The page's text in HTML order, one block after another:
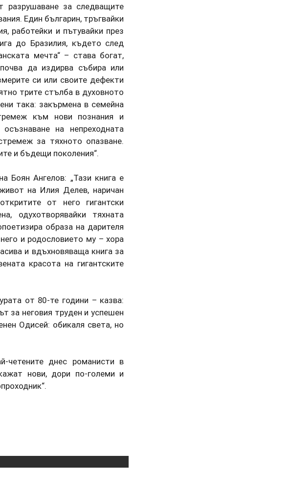
разрушаване за следващите
Един българин, тръгвайки
работейки и пътувайки през
до Бразилия, където след
мечта“ – става богат,
да издирва събира или
си или своите дефекти
трите стълба в духовното
така: закърмена в семейна
към нови познания и
на непреходната
за тяхното опазване.
и бъдещи поколения“.
Боян Ангелов: „Тази книга е
на Илия Делев, наричан
от него гигантски
одухотворявайки тяхната
образа на дарителя
и родословието му – хора
и вдъхновяваща книга за
красота на гигантските
от 80-те години – казва:
за неговия труден и успешен
Одисей: обикаля света, но
четените днес романисти в
нови, дори по-големи и